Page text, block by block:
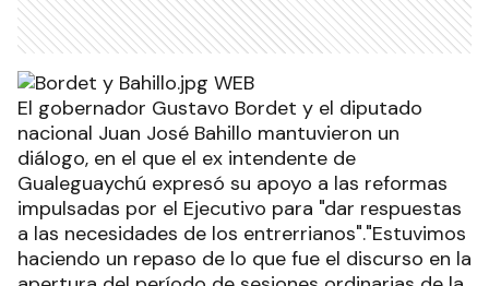
El gobernador Gustavo Bordet y el diputado
nacional Juan José Bahillo mantuvieron un
diálogo, en el que el ex intendente de
Gualeguaychú expresó su apoyo a las reformas
impulsadas por el Ejecutivo para "dar respuestas
a las necesidades de los entrerrianos"."Estuvimos
haciendo un repaso de lo que fue el discurso en la